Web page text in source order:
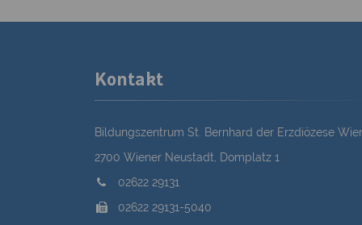
Kontakt
Bildungszentrum St. Bernhard der Erzdiözese
2700 Wiener Neustadt, Domplatz 1
02622 29131
02622 29131-5040